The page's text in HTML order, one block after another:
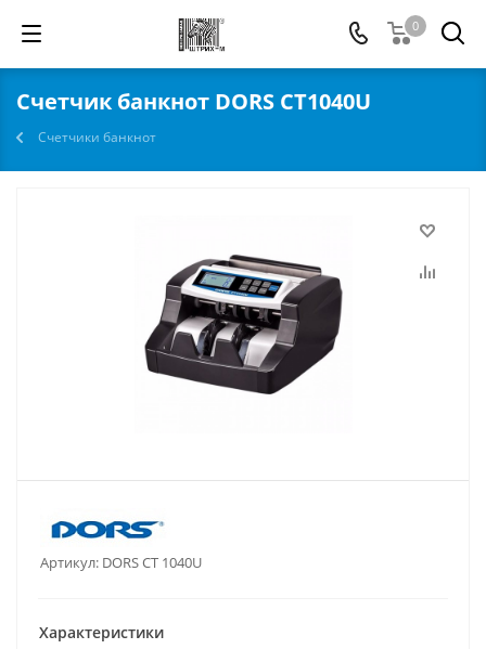
0
Счетчик банкнот DORS CT1040U
Счетчики банкнот
Артикул: DORS CT 1040U
Характеристики